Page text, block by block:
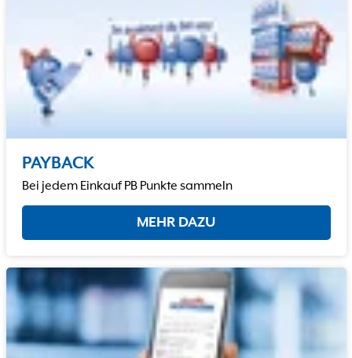
PAYBACK
Bei jedem Einkauf PB Punkte sammeln
MEHR DAZU